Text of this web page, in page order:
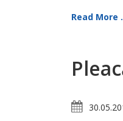
Read More